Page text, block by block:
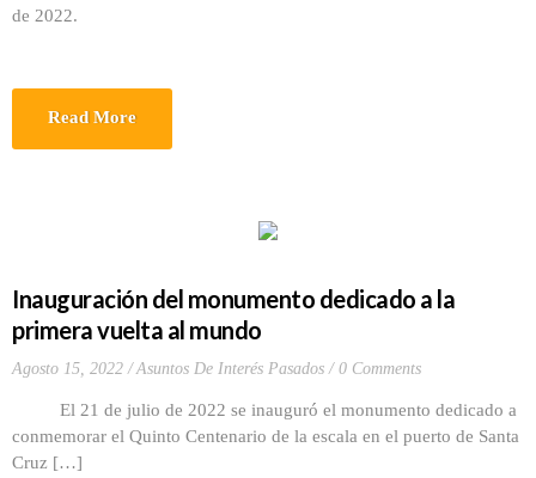
de 2022.
Read More
Inauguración del monumento dedicado a la
primera vuelta al mundo
Agosto 15, 2022 Asuntos De Interés Pasados 0 Comments
El 21 de julio de 2022 se inauguró el monumento dedicado a
conmemorar el Quinto Centenario de la escala en el puerto de Santa
Cruz […]